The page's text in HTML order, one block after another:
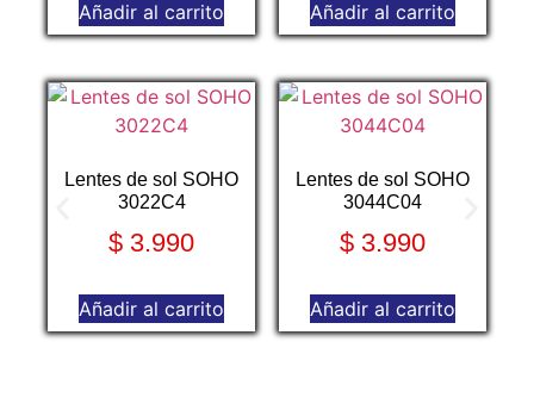
Añadir al carrito Añadir al carrito
Lentes de sol SOHO
3022C4
$ 3.990
Añadir al carrito
Lentes de sol SOHO
3044C04
$ 3.990
Añadir al carrito